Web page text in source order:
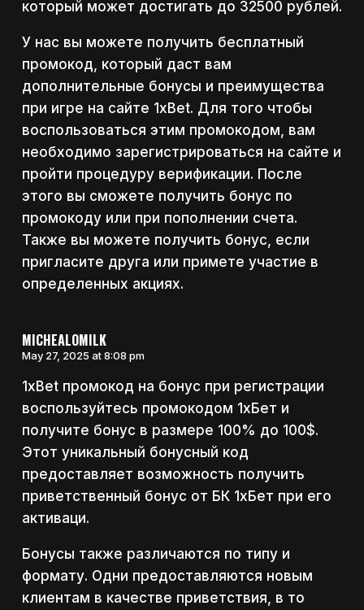
который может достигать до 32500 рублей.
У нас вы можете получить бесплатный
промокод, который даст вам
дополнительные бонусы и преимущества
при игре на сайте 1xBet. Для того чтобы
воспользоваться этим промокодом, вам
необходимо зарегистрироваться на сайте и
пройти процедуру верификации. После
этого вы сможете получить бонус по
промокоду или при пополнении счета.
Также вы можете получить бонус, если
пригласите друга или примете участие в
определенных акциях.
MICHEALOMILK
May 27, 2025 at 8:08 pm
1xBet промокод на бонус при регистрации
воспользуйтесь промокодом 1хБет и
получите бонус в размере 100% до 100$.
Этот уникальный бонусный код
предоставляет возможность получить
приветственный бонус от БК 1хБет при его
активаци.
Бонусы также различаются по типу и
формату. Одни предоставляются новым
клиентам в качестве приветствия, в то